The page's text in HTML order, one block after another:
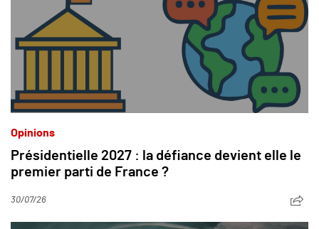
Opinions
Présidentielle 2027 : la défiance devient elle le
premier parti de France ?
30/07/26